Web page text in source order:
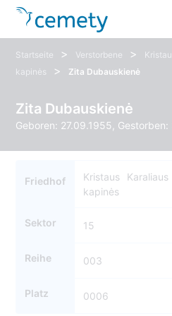
Startseite > Verstorbene >
kapinės
> Zita Dubauskienė
Zita Dubauskienė
Geboren: 27.09.1955,
Friedhof
Kristaus
kapinės
Sektor 15
Reihe 003
Platz 0006